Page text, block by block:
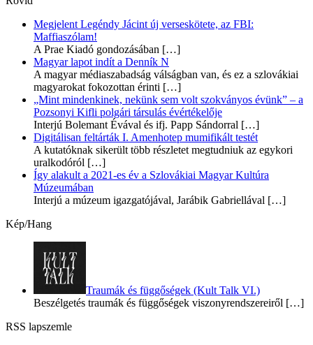
Megjelent Legéndy Jácint új verseskötete, az FBI:
Maffiaszólam!
A Prae Kiadó gondozásában […]
Magyar lapot indít a Denník N
A magyar médiaszabadság válságban van, és ez a szlovákiai
magyarokat fokozottan érinti […]
„Mint mindenkinek, nekünk sem volt szokványos évünk” – a
Pozsonyi Kifli polgári társulás évértékelője
Interjú Bolemant Évával és ifj. Papp Sándorral […]
Digitálisan feltárták I. Amenhotep mumifikált testét
A kutatóknak sikerült több részletet megtudniuk az egykori
uralkodóról […]
Így alakult a 2021-es év a Szlovákiai Magyar Kultúra
Múzeumában
Interjú a múzeum igazgatójával, Jarábik Gabriellával […]
Kép/Hang
Traumák és függőségek (Kult Talk VI.)
Beszélgetés traumák és függőségek viszonyrendszereiről […]
RSS lapszemle